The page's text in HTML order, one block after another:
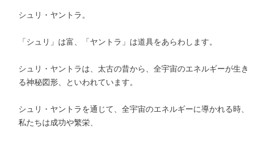
シュリ・ヤントラ。
「シュリ」は富、「ヤントラ」は道具をあらわします。
シュリ・ヤントラは、太古の昔から、全宇宙のエネルギーが生き
る神秘図形、といわれています。
シュリ・ヤントラを通じて、全宇宙のエネルギーに導かれる時、
私たちは成功や繁栄、